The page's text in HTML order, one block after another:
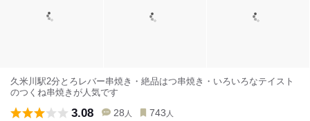
久米川駅2分とろレバー串焼き・絶品はつ串焼き・いろいろなテイスト
のつくね串焼きが人気です
3.08 28 人 743 人